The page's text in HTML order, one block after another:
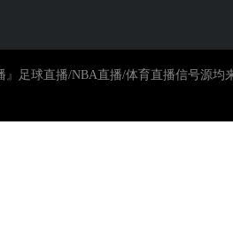
』足球直播/NBA直播/体育直播信号源